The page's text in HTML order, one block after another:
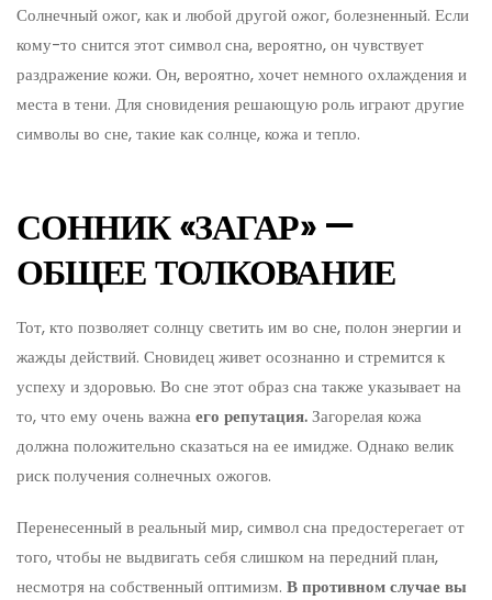
Солнечный ожог, как и любой другой ожог, болезненный. Если
кому-то снится этот символ сна, вероятно, он чувствует
раздражение кожи. Он, вероятно, хочет немного охлаждения и
места в тени. Для сновидения решающую роль играют другие
символы во сне, такие как солнце, кожа и тепло.
СОННИК «ЗАГАР» —
ОБЩЕЕ ТОЛКОВАНИЕ
Тот, кто позволяет солнцу светить им во сне, полон энергии и
жажды действий. Сновидец живет осознанно и стремится к
успеху и здоровью. Во сне этот образ сна также указывает на
то, что ему очень важнаего репутация.Загорелая кожа
должна положительно сказаться на ее имидже. Однако велик
риск получения солнечных ожогов.
Перенесенный в реальный мир, символ сна предостерегает от
того, чтобы не выдвигать себя слишком на передний план,
несмотря на собственный оптимизм. В противном случае вы